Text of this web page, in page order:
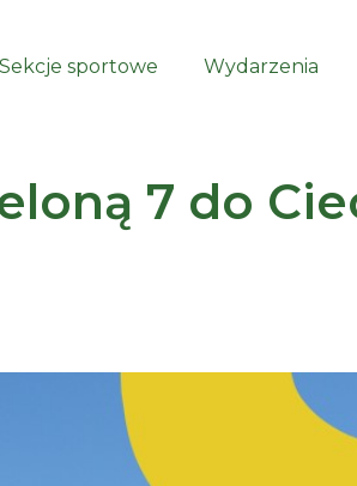
Sekcje sportowe Wydarzenia
7 do